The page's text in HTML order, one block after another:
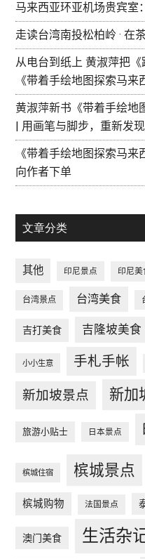
马来西亚环亚机场贵宾室
走读台湾南投松柏岭 · 在
从电台到纸上 黄淑萍把
《带着手绘地图探索马
黄淑萍新书《带着手绘地
| 用画笔与脚步，重新发
《带着手绘地图探索马
向作者下单
文章分类
其他 印尼景点 印尼美
台湾景点 台湾美食
吉打美食 吉隆坡美食
小小生意 手札手帐
新加坡景点 新加
旅游小贴士 日本景点
槟城住宿 槟城景点
槟城购物 法国景点
澳门美食 生活杂